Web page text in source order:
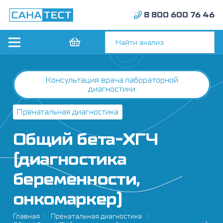
8 800 600 76 46
Консультация врача лабораторной
диагностики
Пренатальная диагностика
Общий бета-ХГЧ
(диагностика
беременности,
онкомаркер)
Главная
Пренатальная диагностика